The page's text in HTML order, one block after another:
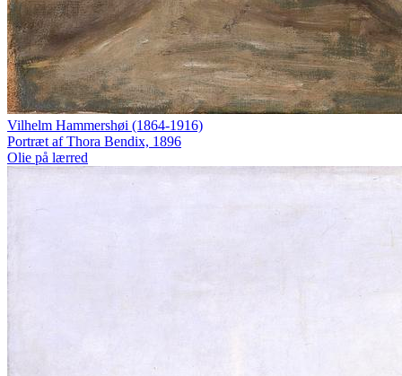
Vilhelm Hammershøi (1864-1916)
Portræt af Thora Bendix, 1896
Olie på lærred